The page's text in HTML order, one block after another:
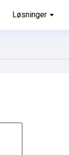
Løsninger